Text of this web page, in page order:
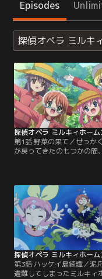
Episodes
探偵オペラ ミルキ
第1話 野菜の果て／せっか
が戻ってきたのもつかの間
たトイズを失ってしまった
ト）は、ミルキィホームズ
を取り戻すようにと、陰に
になり4人をサポートするが
ズが復活する気配は全くな
どころか、4人は貧乏生活に
り慣れ…。
第3話 ハッケイ島綺譚／泥
遭難してしまったミルキィ